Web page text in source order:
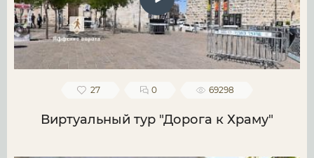
27 0 69298
Виртуальный тур "Дорога к Храму"